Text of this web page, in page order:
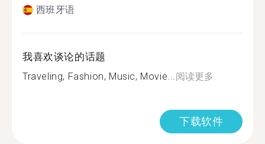
西班牙语
我喜欢谈论的话题
Traveling, Fashion, Music, Movie...阅读更多
下载软件